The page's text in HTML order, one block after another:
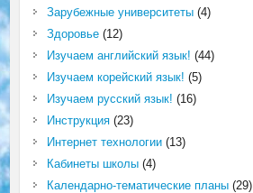
Зарубежные университеты(4)
Здоровье(12)
Изучаем английский язык! (44)
Изучаем корейский язык! (5)
Изучаем русский язык! (16)
Инструкция(23)
Интернет технологии(13)
Кабинеты школы(4)
Календарно-тематические планы(29)